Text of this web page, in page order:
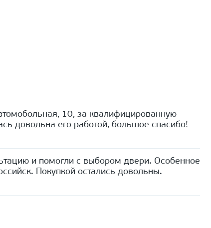
10, за квалифицированную
довольна его работой, большое спасибо!
и помогли с выбором двери. Особенное
Покупкой остались довольны.